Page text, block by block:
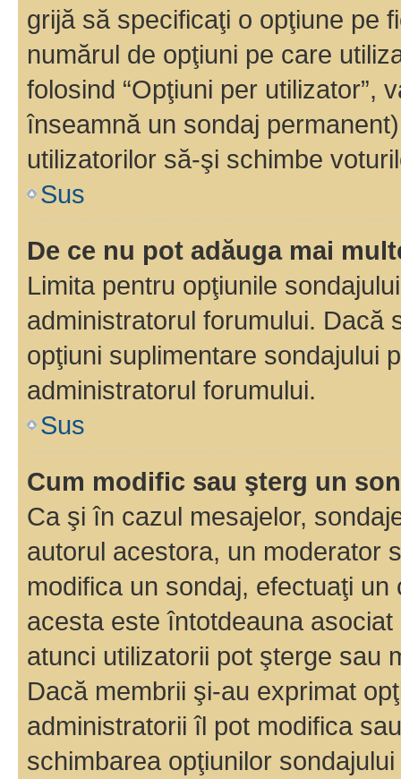
grijă să specificaţi o opţiune pe
numărul de opţiuni pe care
folosind “Opţiuni per utilizator”,
înseamnă un sondaj
utilizatorilor să-şi schimbe
Sus
De ce nu pot adăuga mai
Limita pentru opţiunile
administratorul forumului. Dacă
opţiuni suplimentare sondajului
administratorul forumului.
Sus
Cum modific sau şterg un
Ca şi în cazul mesajelor,
autorul acestora, un moderator
modifica un sondaj, efectuaţi
acesta este întotdeauna
atunci utilizatorii pot şterge sau
Dacă membrii şi-au exprimat
administratorii îl pot modifica
schimbarea opţiunilor